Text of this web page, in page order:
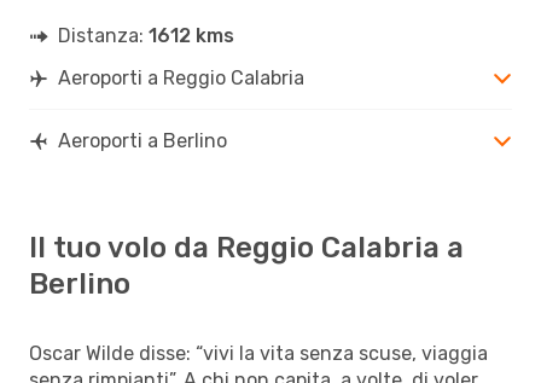
Distanza: 1612 kms
Aeroporti a Reggio Calabria
Aeroporti a Berlino
Il tuo volo da Reggio Calabria a
Berlino
Oscar Wilde disse: “vivi la vita senza scuse, viaggia